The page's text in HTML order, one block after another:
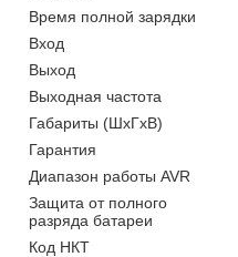
Время полной зарядки
Вход
Выход
Выходная частота
Габариты (ШхГхВ)
Гарантия
Диапазон работы AVR
Защита от полного
разряда батареи
Код НКТ